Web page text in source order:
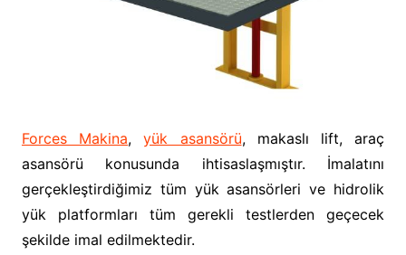
Forces Makina,yük asansörü, makaslı lift, araç
asansörü konusunda ihtisaslaşmıştır. İmalatını
gerçekleştirdiğimiz tüm yük asansörleri ve hidrolik
yük platformları tüm gerekli testlerden geçecek
şekilde imal edilmektedir.